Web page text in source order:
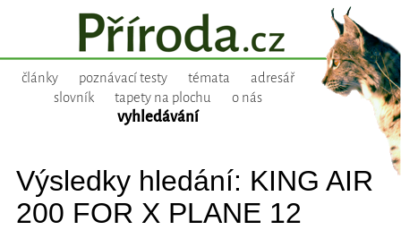
články poznávací testy témata
adresář
slovník
tapety na plochu o nás
vyhledávání
Výsledky hledání: KING AIR
200 FOR X PLANE 12